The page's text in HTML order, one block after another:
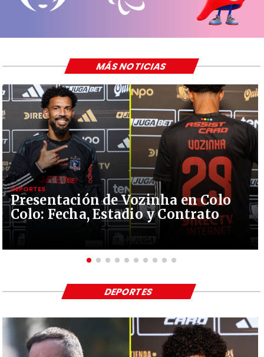
Presentación de Vozinha en Colo
Colo: Fecha, Estadio y Contrato
DEPORTES
MÁS NOTICIAS
DEPORTES